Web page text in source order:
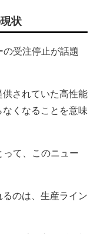
状
受注停止が話題
されていた高性能
くなることを意味
て、このニュー
のは、生産ライン